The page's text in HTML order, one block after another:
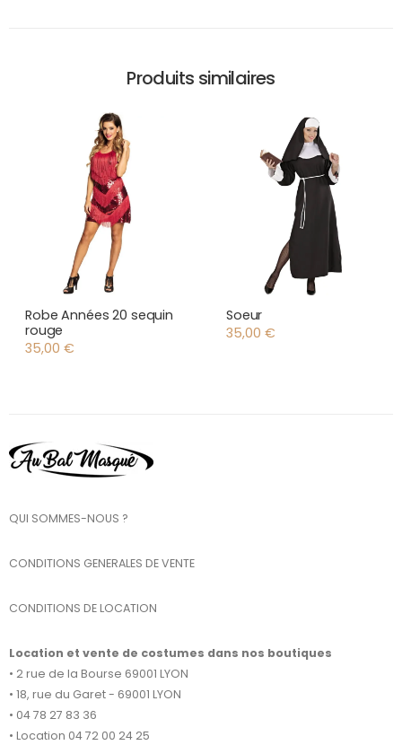
Produits similaires
Robe Années 20 sequin
rouge
35,00 €
Soeur
35,00 €
QUI SOMMES-NOUS ?
CONDITIONS GENERALES DE VENTE
CONDITIONS DE LOCATION
Location et vente de costumes dans nos boutiques
• 2 rue de la Bourse 69001 LYON
• 18, rue du Garet - 69001 LYON
• 04 78 27 83 36
• Location 04 72 00 24 25